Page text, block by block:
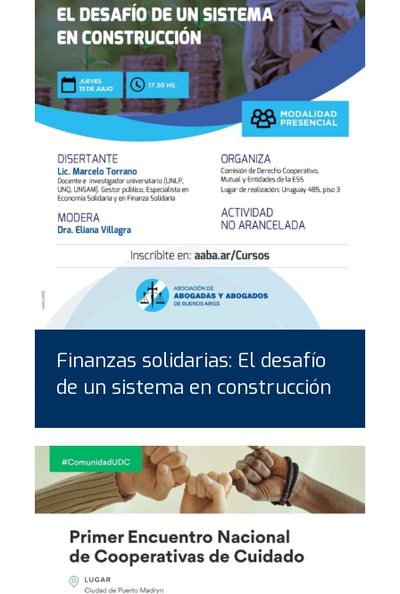
Finanzas solidarias: El desafío
de un sistema en construcción